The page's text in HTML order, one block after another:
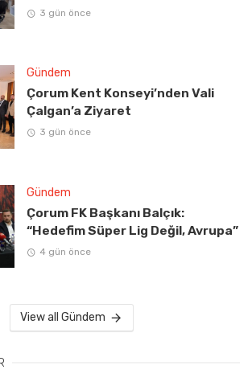
3 gün önce
Gündem
Çorum Kent Konseyi’nden Vali
Çalgan’a Ziyaret
3 gün önce
Gündem
Çorum FK Başkanı Balçık:
“Hedefim Süper Lig Değil, Avrupa”
4 gün önce
View all Gündem